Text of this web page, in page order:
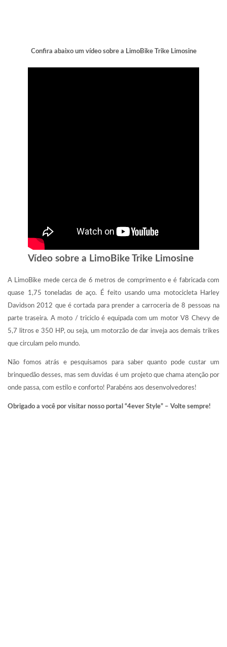
Confira abaixo um vídeo sobre a LimoBike Trike Limosine
Vídeo sobre a LimoBike Trike Limosine
A LimoBike mede cerca de 6 metros de comprimento e é fabricada com
quase 1,75 toneladas de aço. É feito usando uma motocicleta Harley
Davidson 2012 que é cortada para prender a carroceria de 8 pessoas na
parte traseira. A moto / triciclo é equipada com um motor V8 Chevy de
5,7 litros e 350 HP, ou seja, um motorzão de dar inveja aos demais trikes
que circulam pelo mundo.
Não fomos atrás e pesquisamos para saber quanto pode custar um
brinquedão desses, mas sem duvidas é um projeto que chama atenção por
onde passa, com estilo e conforto! Parabéns aos desenvolvedores!
Obrigado a você por visitar nosso portal “4ever Style” – Volte sempre!